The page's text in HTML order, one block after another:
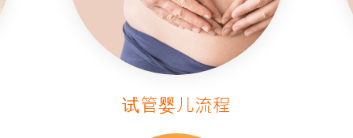
试管婴儿流程